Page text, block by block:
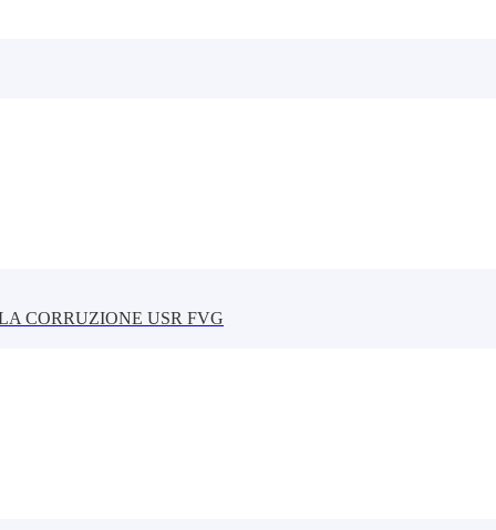
CORRUZIONE USR FVG